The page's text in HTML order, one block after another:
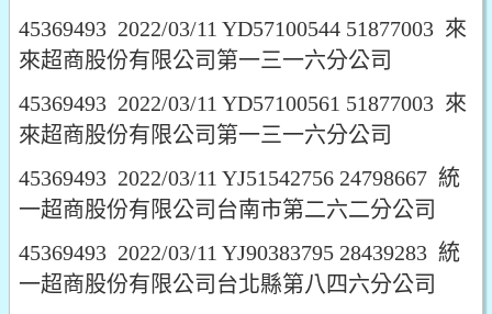
45369493 2022/03/11 YD57100544 51877003 來
來超商股份有限公司第一三一六分公司
45369493 2022/03/11 YD57100561 51877003 來
來超商股份有限公司第一三一六分公司
45369493 2022/03/11 YJ51542756 24798667 統
一超商股份有限公司台南市第二六二分公司
45369493 2022/03/11 YJ90383795 28439283 統
一超商股份有限公司台北縣第八四六分公司